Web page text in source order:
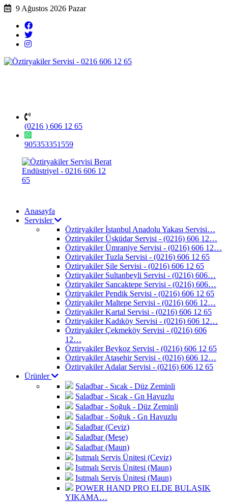
9 Ağustos 2026 Pazar
(0216 ) 606 12 65
905353351559
Anasayfa
Servisler
Öztiryakiler İstanbul Anadolu Yakası Servisi…
Öztiryakiler Üsküdar Servisi - (0216) 606 12…
Öztiryakiler Ümraniye Servisi - (0216) 606 12…
Öztiryakiler Tuzla Servisi - (0216) 606 12 65
Öztiryakiler Şile Servisi - (0216) 606 12 65
Öztiryakiler Sultanbeyli Servisi - (0216) 606…
Öztiryakiler Sancaktepe Servisi - (0216) 606…
Öztiryakiler Pendik Servisi - (0216) 606 12 65
Öztiryakiler Maltepe Servisi - (0216) 606 12…
Öztiryakiler Kartal Servisi - (0216) 606 12 65
Öztiryakiler Kadıköy Servisi - (0216) 606 12…
Öztiryakiler Çekmeköy Servisi - (0216) 606
12…
Öztiryakiler Beykoz Servisi - (0216) 606 12 65
Öztiryakiler Ataşehir Servisi - (0216) 606 12…
Öztiryakiler Adalar Servisi - (0216) 606 12 65
Ürünler
Saladbar - Sıcak - Düz Zeminli
Saladbar - Sıcak - Gn Havuzlu
Saladbar - Soğuk - Düz Zeminli
Saladbar - Soğuk - Gn Havuzlu
Saladbar (Ceviz)
Saladbar (Meşe)
Saladbar (Maun)
Isıtmalı Servis Ünitesi (Ceviz)
Isıtmalı Servis Ünitesi (Maun)
Isıtmalı Servis Ünitesi (Maun)
POWER HAND PRO ELDE BULAŞIK
YIKAMA…